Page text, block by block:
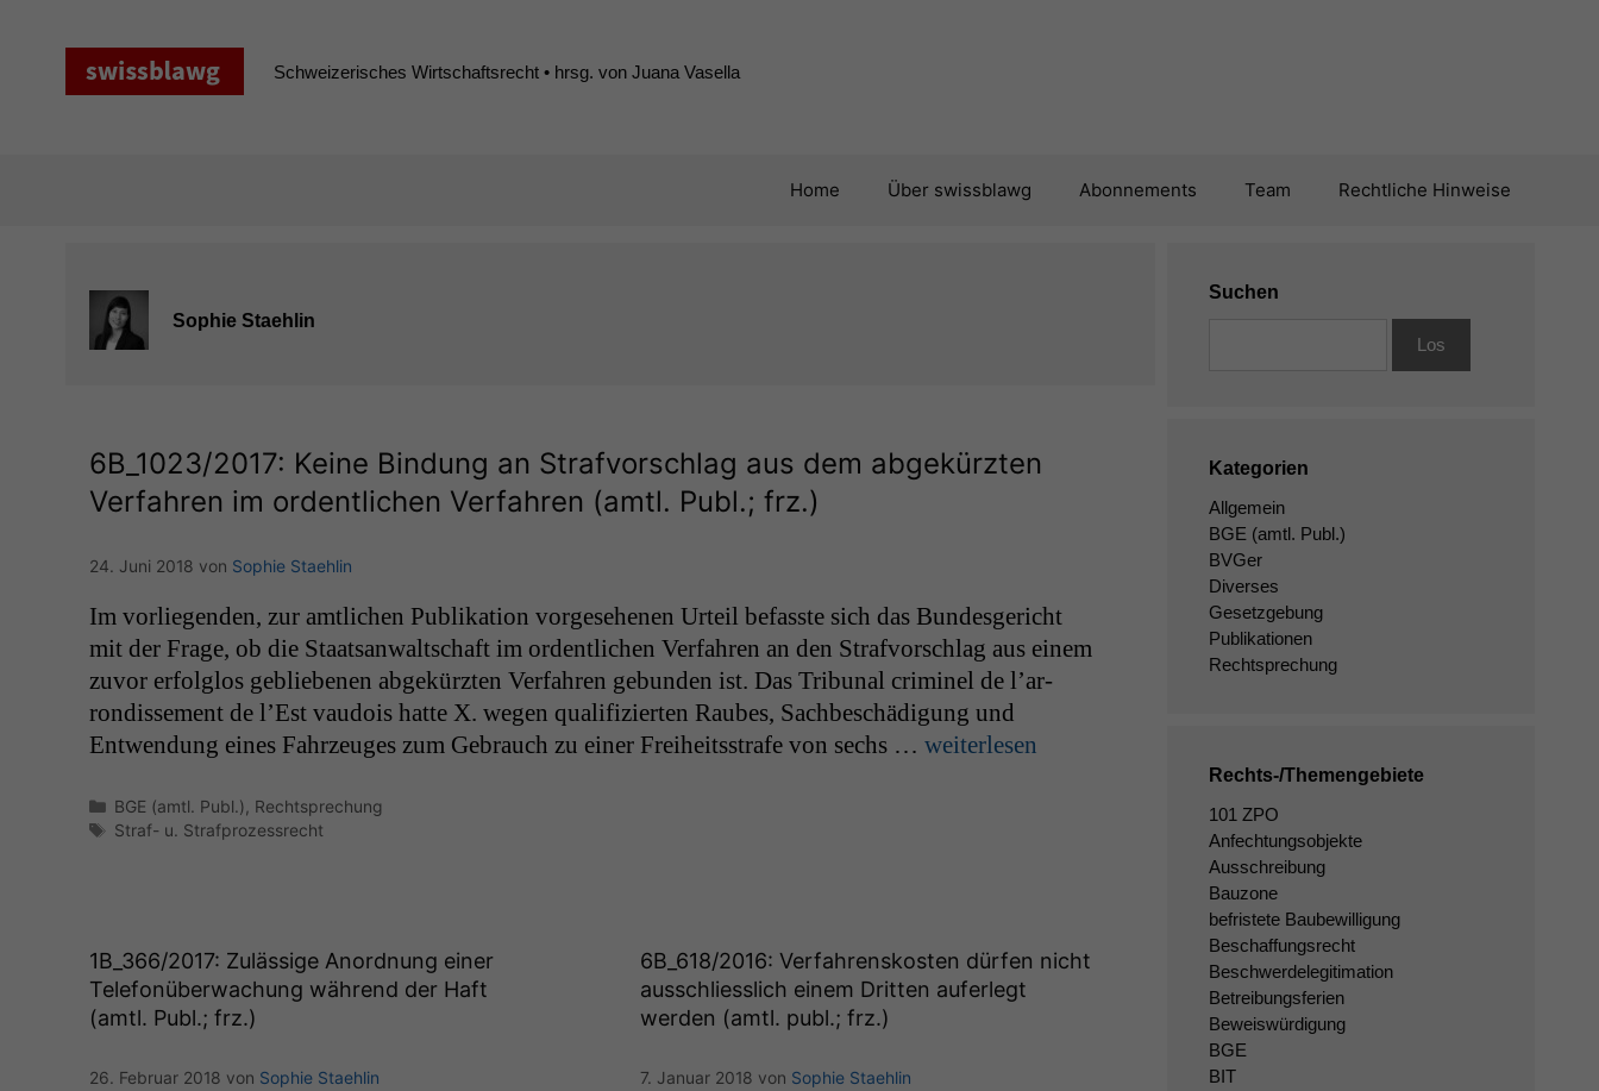
Schweizerisches Wirtschaftsrecht • hrsg. von Juana Vasella
Home Über swissblawg Abonnements Team Rechtliche Hinweise
Sophie Staehlin
6B_1023/2017: Keine Bindung an Strafvorschlag aus dem abgekürzten
Verfahren im ordentlichen Verfahren (amtl. Publ.; frz.)
24. Juni 2018 von Sophie Staehlin
Im vor­liegen­den, zur amtlichen Pub­lika­tion vorge­se­henen Urteil befasste sich das Bun­des­gericht
mit der Frage, ob die Staat­san­waltschaft im ordentlichen Ver­fahren an den Strafvorschlag aus einem
zuvor erfol­g­los gebliebe­nen abgekürzten Ver­fahren gebun­den ist. Das Tri­bunal crim­inel de l’ar­
rondisse­ment de l’Est vau­dois hat­te X. wegen qual­i­fizierten Raubes, Sachbeschädi­gung und
Entwen­dung eines Fahrzeuges zum Gebrauch zu ein­er Frei­heitsstrafe von sechs … weit­er­lesen
Kategorien
BGE (amtl. Publ.) Rechtsprechung
Schlagwörter
Straf- u. Strafprozessrecht
1B_366/2017: Zulässige Anordnung einer
Telefonüberwachung während der Haft
(amtl. Publ.; frz.)
26. Februar 2018 von Sophie Staehlin
6B_618/2016: Verfahrenskosten dürfen nicht
ausschliesslich einem Dritten auferlegt
werden (amtl. publ.; frz.)
7. Januar 2018 von Sophie Staehlin
Suchen
Kategorien
Allgemein
BGE (amtl. Publ.)
BVGer
Diverses
Gesetzgebung
Publikationen
Rechtsprechung
Rechts-/Themengebiete
101 ZPO
Anfechtungsobjekte
Ausschreibung
Bauzone
befristete Baubewilligung
Beschaffungsrecht
Beschwerdelegitimation
Betreibungsferien
Beweiswürdigung
BGE
BIT